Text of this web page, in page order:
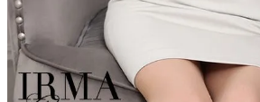
an
GLAMOROUS
IRMA
浴衣